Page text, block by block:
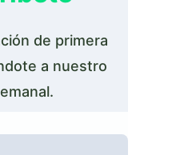
de primera
a nuestro